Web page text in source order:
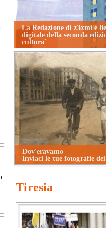
La Redazione di z3xmi è
digitale della seconda
cultura`
Dov'eravamo
Inviaci le tue fotografie
Tiresia